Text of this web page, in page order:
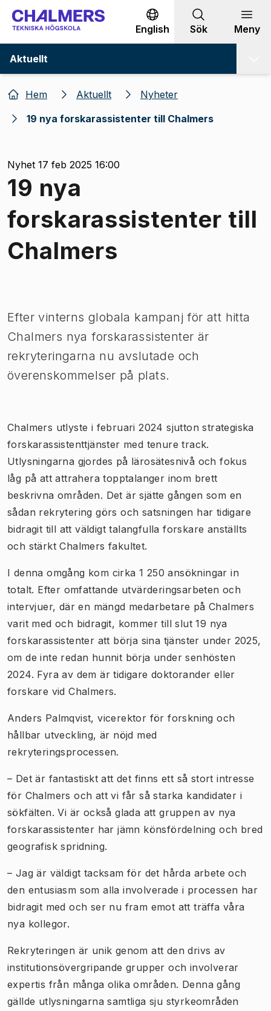
Gå till innehållet
English Sök Meny
Aktuellt
Hem Aktuellt
Nyheter
19 nya forskarassistenter till Chalmers
Nyhet 17 feb 2025 16:00
19 nya
forskarassistenter till
Chalmers
Efter vinterns globala kampanj för att hitta
Chalmers nya forskarassistenter är
rekryteringarna nu avslutade och
överenskommelser på plats.
Chalmers utlyste i februari 2024 sjutton strategiska
forskarassistenttjänster med tenure track.
Utlysningarna gjordes på lärosätesnivå och fokus
låg på att attrahera topptalanger inom brett
beskrivna områden. Det är sjätte gången som en
sådan rekrytering görs och satsningen har tidigare
bidragit till att väldigt talangfulla forskare anställts
och stärkt Chalmers fakultet.
I denna omgång kom cirka 1 250 ansökningar in
totalt. Efter omfattande utvärderingsarbeten och
intervjuer, där en mängd medarbetare på Chalmers
varit med och bidragit, kommer till slut 19 nya
forskarassistenter att börja sina tjänster under 2025,
om de inte redan hunnit börja under senhösten
2024. Fyra av dem är tidigare doktorander eller
forskare vid Chalmers.
Anders Palmqvist, vicerektor för forskning och
hållbar utveckling, är nöjd med
rekryteringsprocessen.
– Det är fantastiskt att det finns ett så stort intresse
för Chalmers och att vi får så starka kandidater i
sökfälten. Vi är också glada att gruppen av nya
forskarassistenter har jämn könsfördelning och bred
geografisk spridning.
– Jag är väldigt tacksam för det hårda arbete och
den entusiasm som alla involverade i processen har
bidragit med och ser nu fram emot att träffa våra
nya kollegor.
Rekryteringen är unik genom att den drivs av
institutionsövergripande grupper och involverar
expertis från många olika områden. Denna gång
gällde utlysningarna samtliga sju styrkeområden